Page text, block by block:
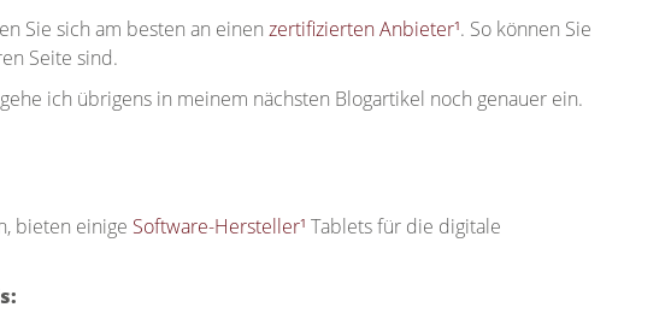
Sie sich am besten an einen zertifizierten Anbieter¹. So können Sie
Seite sind.
ich übrigens in meinem nächsten Blogartikel noch genauer ein.
bieten einige Software-Hersteller¹ Tablets für die digitale